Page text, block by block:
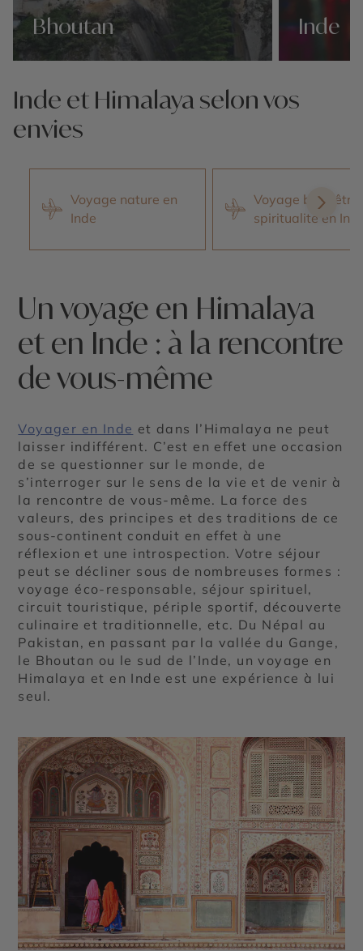
Bhoutan Inde
Inde et Himalaya selon vos
envies
Voyage nature en
Inde
Voyage bien-être
spiritualité en
Un voyage en Himalaya
et en Inde : à la rencontre
de vous-même
Voyager en Inde et dans l’Himalaya ne peut
laisser indifférent. C’est en effet une occasion
de se questionner sur le monde, de
s’interroger sur le sens de la vie et de venir à
la rencontre de vous-même. La force des
valeurs, des principes et des traditions de ce
sous-continent conduit en effet à une
réflexion et une introspection. Votre séjour
peut se décliner sous de nombreuses formes :
voyage éco-responsable, séjour spirituel,
circuit touristique, périple sportif, découverte
culinaire et traditionnelle, etc. Du Népal au
Pakistan, en passant par la vallée du Gange,
le Bhoutan ou le sud de l’Inde, un voyage en
Himalaya et en Inde est une expérience à lui
seul.
©